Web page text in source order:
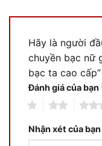
Hãy là người
chuyền bạc nữ
bạc ta cao cấp”
Đánh giá của bạn
Nhận xét của bạn